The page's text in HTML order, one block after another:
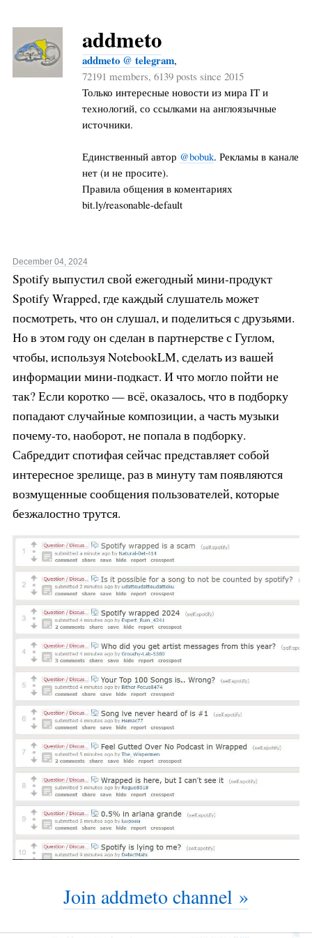
addmeto
addmeto @ telegram,
72191 members, 6139 posts since 2015
Только интересные новости из мира IT и
технологий, со ссылками на англоязычные
источники.
Единственный автор @bobuk. Рекламы в канале
нет (и не просите).
Правила общения в коментариях
bit.ly/reasonable-default
December 04, 2024
Spotify выпустил свой ежегодный мини-продукт
Spotify Wrapped, где каждый слушатель может
посмотреть, что он слушал, и поделиться с друзьями.
Но в этом году он сделан в партнерстве с Гуглом,
чтобы, используя NotebookLM, сделать из вашей
информации мини-подкаст. И что могло пойти не
так? Если коротко — всё, оказалось, что в подборку
попадают случайные композиции, а часть музыки
почему-то, наоборот, не попала в подборку.
Сабреддит спотифая сейчас представляет собой
интересное зрелище, раз в минуту там появляются
возмущенные сообщения пользователей, которые
безжалостно трутся.
Join addmeto channel »